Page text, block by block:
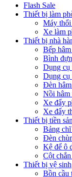
Flash Sale
Thiết bị làm
Máy thổi
Xe làm
Thiết bị nhà
Bếp
Bình
Dụng cụ
Dụng cụ
Đèn
Nồi hâm
Xe đẩy
Xe đẩy
Thiết bị tiền
Bảng chĩ
Đèn
Kệ để ô
Cột
Thiết bị vệ sinh
Bồn cầu